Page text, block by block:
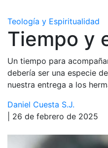
Teología y Espiritualidad
Tiempo y
Un tiempo para
debería ser una especie
nuestra entrega a los
Daniel Cuesta S.J.
| 26 de febrero de 2025